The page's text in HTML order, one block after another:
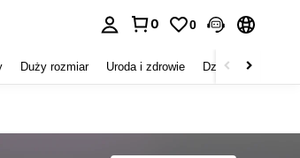
0 0
Duży rozmiar Uroda i zdrowie Dzieci